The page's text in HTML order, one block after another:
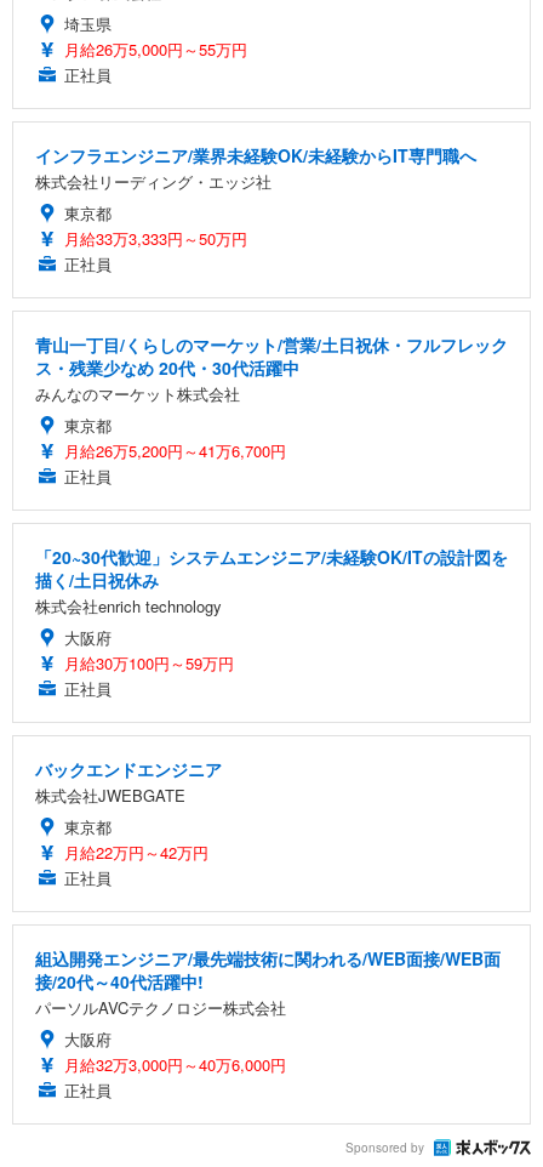
埼玉県
月給26万5,000円～55万円
正社員
インフラエンジニア/業界未経験OK/未経験からIT専門職へ
株式会社リーディング・エッジ社
東京都
月給33万3,333円～50万円
正社員
青山一丁目/くらしのマーケット/営業/土日祝休・フルフレック
ス・残業少なめ 20代・30代活躍中
みんなのマーケット株式会社
東京都
月給26万5,200円～41万6,700円
正社員
「20~30代歓迎」システムエンジニア/未経験OK/ITの設計図を
描く/土日祝休み
株式会社enrich technology
大阪府
月給30万100円～59万円
正社員
バックエンドエンジニア
株式会社JWEBGATE
東京都
月給22万円～42万円
正社員
組込開発エンジニア/最先端技術に関われる/WEB面接/WEB面
接/20代～40代活躍中!
パーソルAVCテクノロジー株式会社
大阪府
月給32万3,000円～40万6,000円
正社員
Sponsored by